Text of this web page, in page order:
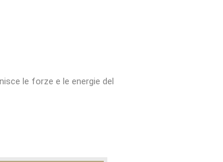
le forze e le energie del